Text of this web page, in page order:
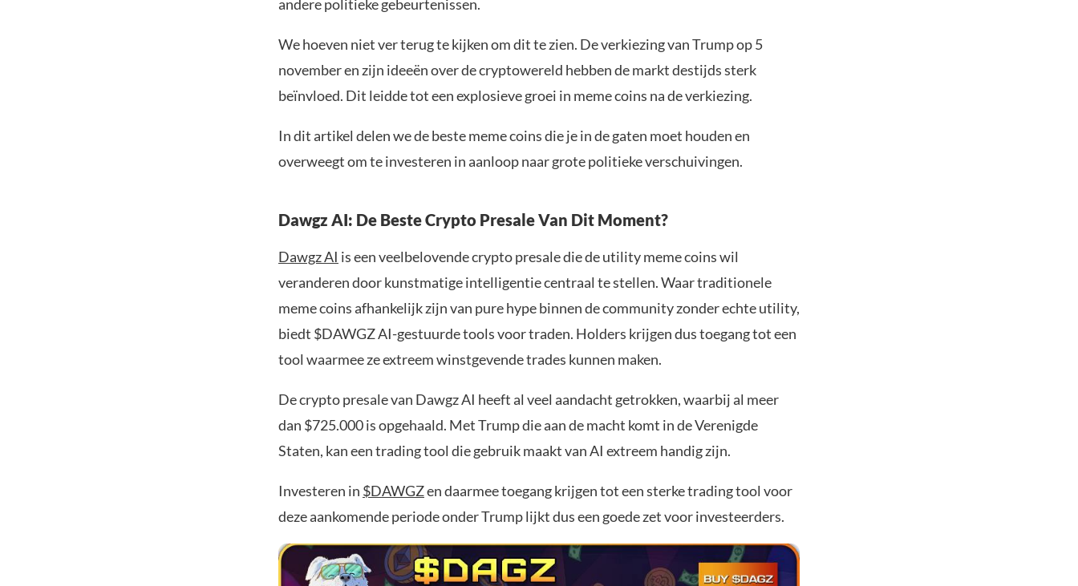
andere politieke gebeurtenissen.
We hoeven niet ver terug te kijken om dit te zien. De verkiezing van Trump op 5
november en zijn ideeën over de cryptowereld hebben de markt destijds sterk
beïnvloed. Dit leidde tot een explosieve groei in meme coins na de verkiezing.
In dit artikel delen we de beste meme coins die je in de gaten moet houden en
overweegt om te investeren in aanloop naar grote politieke verschuivingen.
Dawgz AI: De Beste Crypto Presale Van Dit Moment?
Dawgz AI is een veelbelovende crypto presale die de utility meme coins wil
veranderen door kunstmatige intelligentie centraal te stellen. Waar traditionele
meme coins afhankelijk zijn van pure hype binnen de community zonder echte utility,
biedt $DAWGZ AI-gestuurde tools voor traden. Holders krijgen dus toegang tot een
tool waarmee ze extreem winstgevende trades kunnen maken.
De crypto presale van Dawgz AI heeft al veel aandacht getrokken, waarbij al meer
dan $725.000 is opgehaald. Met Trump die aan de macht komt in de Verenigde
Staten, kan een trading tool die gebruik maakt van AI extreem handig zijn.
Investeren in $DAWGZen daarmee toegang krijgen tot een sterke trading tool voor
deze aankomende periode onder Trump lijkt dus een goede zet voor investeerders.